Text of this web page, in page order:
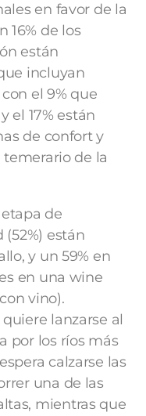
en favor de la
16% de los
están
incluyan
el 9% que
el 17% están
de confort y
de la
de
están
y un 59% en
en una wine
vino).
lanzarse al
por los ríos más
calzarse las
una de las
mientras que